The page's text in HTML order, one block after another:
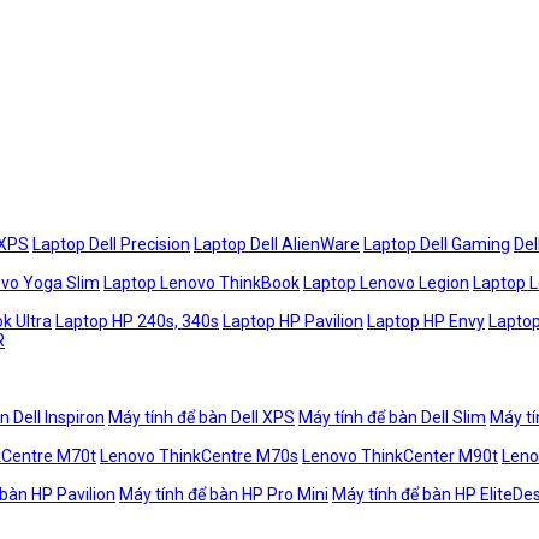
Laptop Dell Precision Laptop Dell AlienWare Laptop Dell Gaming
Yoga Slim Laptop Lenovo ThinkBook Laptop Lenovo Legion Laptop
Ultra Laptop HP 240s, 340s Laptop HP Pavilion Laptop HP Envy
Dell Inspiron Máy tính để bàn Dell XPS Máy tính để bàn Dell Slim Máy
M70t Lenovo ThinkCentre M70s Lenovo ThinkCenter M90t
HP Pavilion Máy tính để bàn HP Pro Mini Máy tính để bàn HP